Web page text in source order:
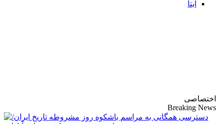
ایتا
اختصاصی
Breaking News